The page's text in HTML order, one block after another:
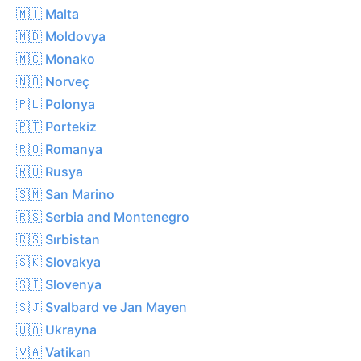
🇲🇹 Malta
🇲🇩 Moldovya
🇲🇨 Monako
🇳🇴 Norveç
🇵🇱 Polonya
🇵🇹 Portekiz
🇷🇴 Romanya
🇷🇺 Rusya
🇸🇲 San Marino
🇷🇸 Serbia and Montenegro
🇷🇸 Sırbistan
🇸🇰 Slovakya
🇸🇮 Slovenya
🇸🇯 Svalbard ve Jan Mayen
🇺🇦 Ukrayna
🇻🇦 Vatikan